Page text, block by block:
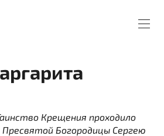
Крещения проходило
Пресвятой Богородицы Сергею